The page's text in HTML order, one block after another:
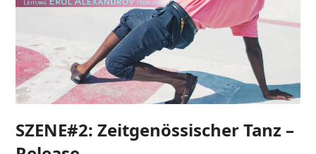
SZENE#2: Zeitgenössischer Tanz –